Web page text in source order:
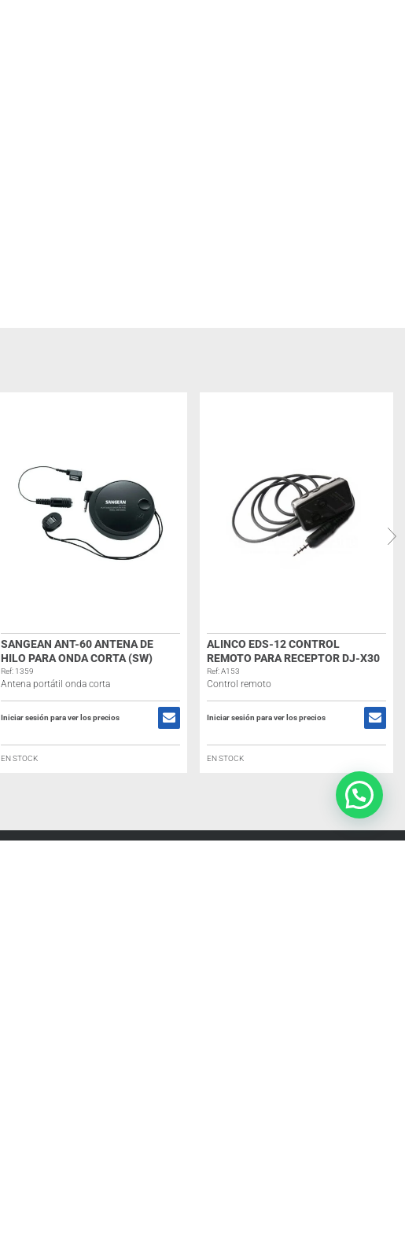
SANGEAN ANT-60 ANTENA DE
HILO PARA ONDA CORTA (SW)
Ref: 1359
Antena portátil onda corta
Iniciar sesión para ver los precios
EN STOCK
ALINCO EDS-12 CONTROL
REMOTO PARA RECEPTOR DJ-X30
Ref: A153
Control remoto
Iniciar sesión para ver los precios
EN STOCK